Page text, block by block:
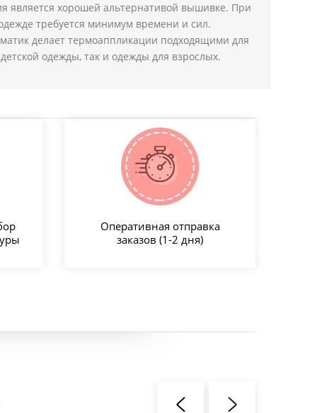
является хорошей альтернативой вышивке. При
требуется минимум времени и сил.
делает термоаппликации подходящими для
одежды, так и одежды для взрослых.
Оперативная отправка
заказов (1-2 дня)